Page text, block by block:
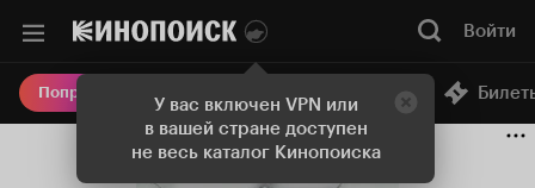
У вас включен VPN или
в вашей стране доступен
не весь каталог Кинопоиска
Войти
Попробовать Плюс Онлайн-кинотеатр